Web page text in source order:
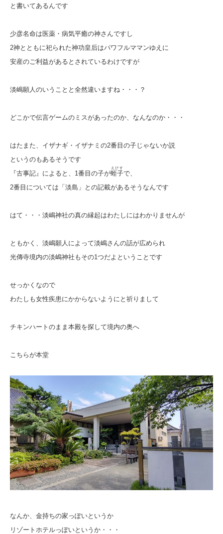
と書いてあるんです
少彦名命は医薬・病気平癒の神さんですし
2神とともに祀られた神功皇后はパワフルママンゆえに
安産のご利益があるとされているわけですが
淡嶋願人のいうことと全然違いますね・・・？
どこかで伝言ゲームのミスがあったのか、なんなのか・・・
はたまた、イザナギ・イザナミの2番目の子じゃないか説
というのもあるそうです
『古事記』によると、1番目の子が蛭子
えびす
で、
2番目については「淡島」との記載があるそうなんです
はて・・・淡嶋神社の真の縁起はわたしにはわかりませんが
ともかく、淡嶋願人によって淡嶋さんの話が広められ
光傳寺境内の淡嶋神社もその1つだよということです
せっかくなので
わたしも女性疾患にかからないようにと祈りまして
チキンハートのまま本殿を探して境内の奥へ
こちらが本堂
なんか、金持ちの家っぽいというか
リゾートホテルっぽいというか・・・